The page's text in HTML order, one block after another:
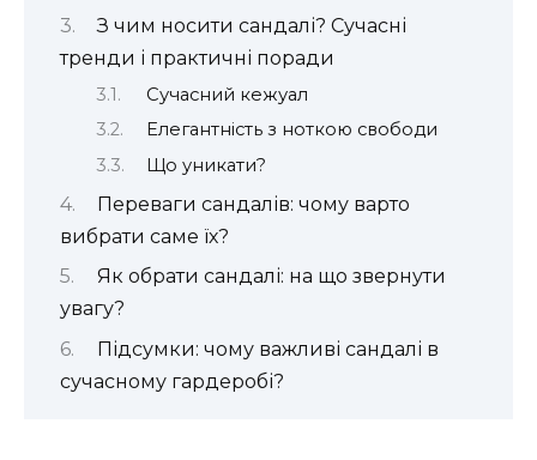
З чим носити сандалі? Сучасні
тренди і практичні поради
Сучасний кежуал
Елегантність з ноткою свободи
Що уникати?
Переваги сандалів: чому варто
вибрати саме їх?
Як обрати сандалі: на що звернути
увагу?
Підсумки: чому важливі сандалі в
сучасному гардеробі?